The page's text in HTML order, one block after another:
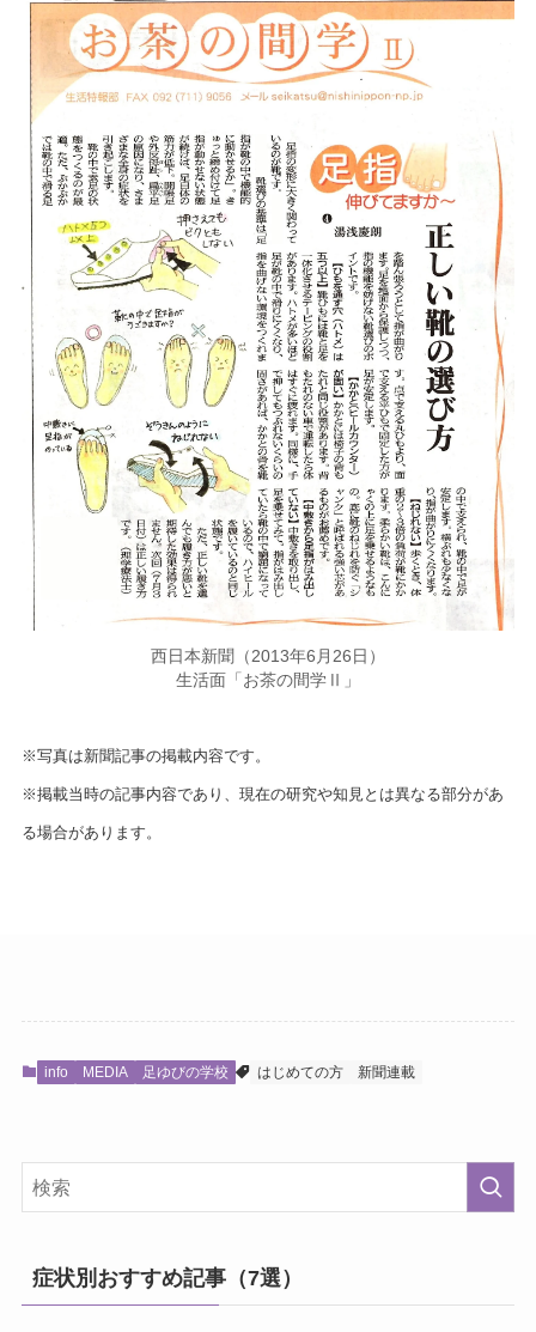
西日本新聞（2013年6月26日）
生活面「お茶の間学Ⅱ」
※写真は新聞記事の掲載内容です。
※掲載当時の記事内容であり、現在の研究や知見とは異なる部分があ
る場合があります。
info MEDIA 足ゆびの学校 はじめての方 新聞連載
症状別おすすめ記事（7選）